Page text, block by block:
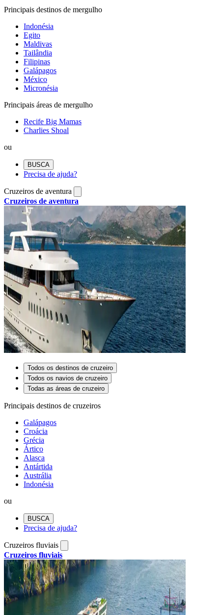
Principais destinos de mergulho
Indonésia
Egito
Maldivas
Tailândia
Filipinas
Galápagos
México
Micronésia
Principais áreas de mergulho
Recife Big Mamas
Charlies Shoal
ou
BUSCA
Precisa de ajuda?
Cruzeiros de aventura
Cruzeiros de aventura
Todos os destinos de cruzeiro
Todos os navios de cruzeiro
Todas as áreas de cruzeiro
Principais destinos de cruzeiros
Galápagos
Croácia
Grécia
Ártico
Alasca
Antártida
Austrália
Indonésia
ou
BUSCA
Precisa de ajuda?
Cruzeiros fluviais
Cruzeiros fluviais